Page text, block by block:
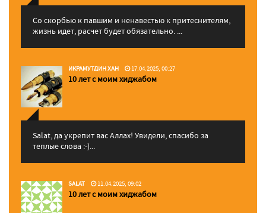
Со скорбью к павшим и ненавестью к притеснителям,
жизнь идет, расчет будет обязательно. ...
ИКРАМУТДИН ХАН 17.04.2025, 00:27
10 лет с моим хиджабом
Salat, да укрепит вас Аллаx! Увидели, спасибо за
теплые слова :-)...
SALAT 11.04.2025, 09:02
10 лет с моим хиджабом